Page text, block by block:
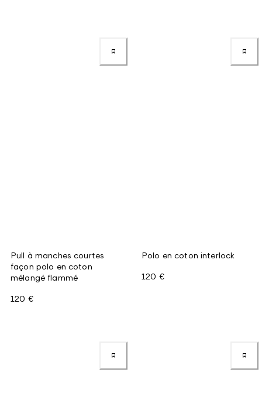
Pull à manches courtes
façon polo en coton
mélangé flammé
120 €
Polo en coton interlock
120 €